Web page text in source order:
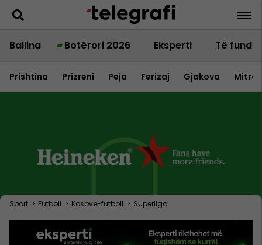
Ballina Botërori 2026 Eksperti Të fundit
Prishtina Prizreni Peja Ferizaj Gjakova
Sport > Futboll > Kosove-futboll > Superliga